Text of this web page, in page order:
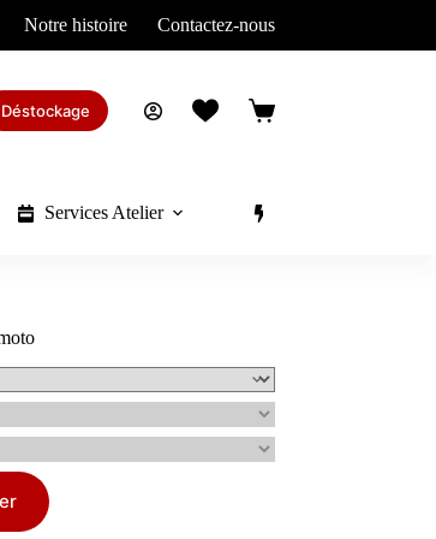
Notre histoire Contactez-nous
Déstockage
Panier
Services Atelier